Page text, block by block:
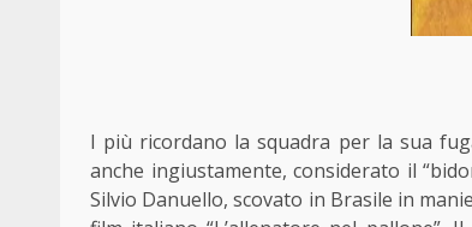
I più ricordano la squadra per la sua
anche ingiustamente, considerato il
Silvio Danuello, scovato in Brasile in